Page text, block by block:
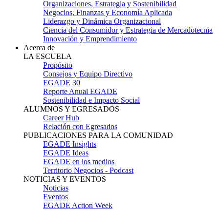
Organizaciones, Estrategia y Sostenibilidad
Negocios, Finanzas y Economía Aplicada
Liderazgo y Dinámica Organizacional
Ciencia del Consumidor y Estrategia de Mercadotecnia
Innovación y Emprendimiento
Acerca de
LA ESCUELA
Propósito
Consejos y Equipo Directivo
EGADE 30
Reporte Anual EGADE
Sostenibilidad e Impacto Social
ALUMNOS Y EGRESADOS
Career Hub
Relación con Egresados
PUBLICACIONES PARA LA COMUNIDAD
EGADE Insights
EGADE Ideas
EGADE en los medios
Territorio Negocios - Podcast
NOTICIAS Y EVENTOS
Noticias
Eventos
EGADE Action Week